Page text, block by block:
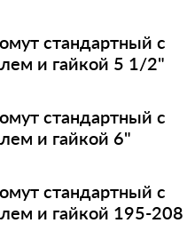
стандартный с
и гайкой 5 1/2"
стандартный с
и гайкой 6"
стандартный с
и гайкой 195-208